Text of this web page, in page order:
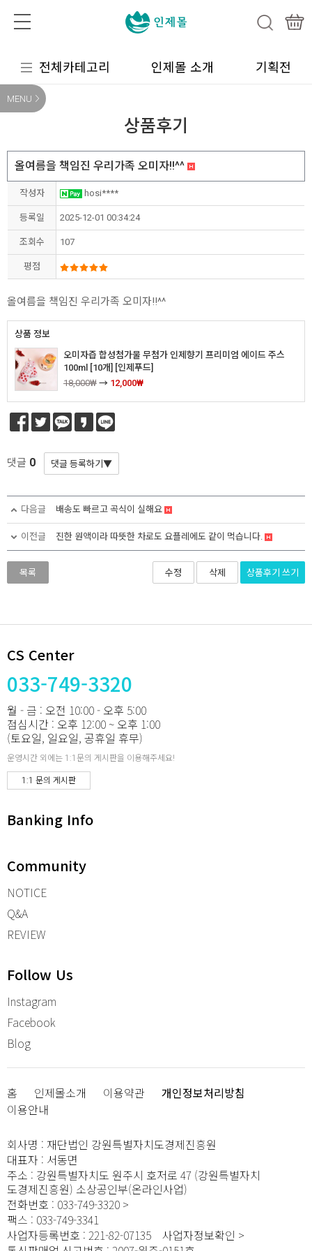
전체카테고리 인제몰 소개 기획전
MENU
상품후기
올여름을 책임진 우리가족 오미자!!^^
작성자 hosi****
등록일 2025-12-01 00:34:24
조회수 107
평점
올여름을 책임진 우리가족 오미자!!^^
상품 정보
오미자즙 합성첨가물 무첨가 인제향기 프리미엄 에이드 주스
100ml [10개] [인제푸드]
18,000₩ → 12,000₩
댓글 0
다음글 배송도 빠르고 곡식이 실해요
이전글 진한 원액이라 따뜻한 차로도 요플레에도 같이 먹습니다.
목록 수정 삭제 상품후기 쓰기
CS Center
033-749-3320
월 - 금 : 오전 10:00 - 오후 5:00
점심시간 : 오후 12:00 ~ 오후 1:00
(토요일, 일요일, 공휴일 휴무)
운영시간 외에는 1:1문의 게시판을 이용해주세요!
1:1 문의 게시판
Banking Info
Community
NOTICE
Q&A
REVIEW
Follow Us
Instagram
Facebook
Blog
홈 인제몰소개 이용약관
개인정보처리방침
이용안내
회사명 : 재단법인 강원특별자치도경제진흥원
대표자 : 서동면
주소 : 강원특별자치도 원주시 호저로 47 (강원특별자치
도경제진흥원) 소상공인부(온라인사업)
전화번호 : 033-749-3320
팩스 : 033-749-3341
사업자등록번호 : 221-82-07135
사업자정보확인